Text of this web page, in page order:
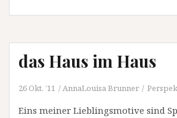
das Haus im Haus
26 Okt. ’11 AnnaLouisa Brunner
Eins meiner Lieblingsmotive sind